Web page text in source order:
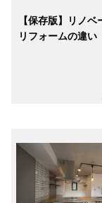
【保存版】リノベ
リフォームの違い